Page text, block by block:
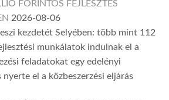
FORINTOS FEJLESZTÉS
2026-08-06
kezdetét Selyében: több mint 112
munkálatok indulnak el a
feladatokat egy edelényi
el a közbeszerzési eljárás